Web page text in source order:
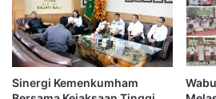
Sinergi Kemenkumham